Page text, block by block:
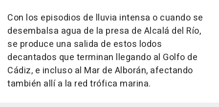
Con los episodios de lluvia intensa o cuando se
desembalsa agua de la presa de Alcalá del Río,
se produce una salida de estos lodos
decantados que terminan llegando al Golfo de
Cádiz, e incluso al Mar de Alborán, afectando
también allí a la red trófica marina.